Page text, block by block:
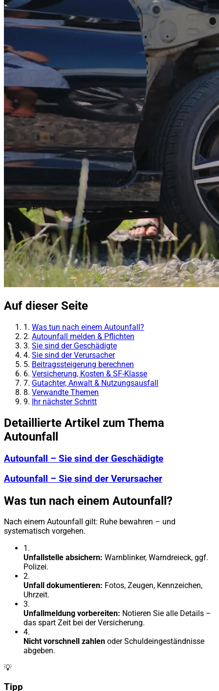
Auf dieser Seite
1. Was tun nach einem Autounfall?
2. Autounfall melden & Pflichten
3. Sie sind der Geschädigte
4. Sie sind der Verursacher
5. Beitragssteigerung berechnen
6. Versicherung, Kosten & SF-Klasse
7. Gutachter, Anwalt & Nutzungsausfall
8. Verwandte Themen
9. Ihr nächster Schritt
Detaillierte Artikel zum Thema
Autounfall
Autounfall – Sie sind der Geschädigte
Autounfall – Sie sind der Verursacher
Was tun nach einem Autounfall?
Nach einem Autounfall gilt: Ruhe bewahren – und
systematisch vorgehen.
1.
Unfallstelle absichern: Warnblinker, Warndreieck, ggf.
Polizei.
2.
Unfall dokumentieren: Fotos, Zeugen, Kennzeichen,
Uhrzeit.
3.
Unfallmeldung vorbereiten: Notieren Sie alle Details –
das spart Zeit bei der Versicherung.
4.
Nicht vorschnell zahlen oder Schuldeingeständnisse
abgeben.
💡
Tipp